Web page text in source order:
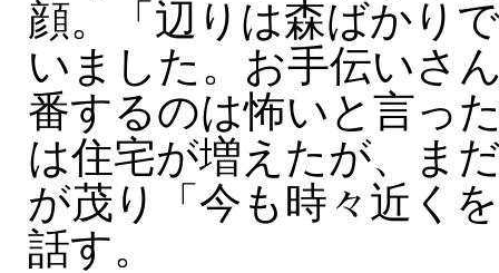
顔。「辺りは森ばかり
いました。お手伝いさ
番するのは怖いと言っ
は住宅が増えたが、ま
が茂り「今も時々近く
話す。